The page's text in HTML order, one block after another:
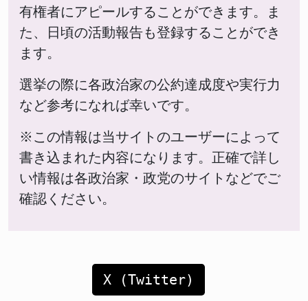
有権者にアピールすることができます。ま
た、日頃の活動報告も登録することができ
ます。
選挙の際に各政治家の公約達成度や実行力
など参考になれば幸いです。
※この情報は当サイトのユーザーによって
書き込まれた内容になります。正確で詳し
い情報は各政治家・政党のサイトなどでご
確認ください。
X (Twitter)